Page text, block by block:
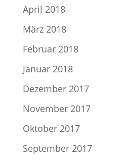
April 2018
März 2018
Februar 2018
Januar 2018
Dezember 2017
November 2017
Oktober 2017
September 2017